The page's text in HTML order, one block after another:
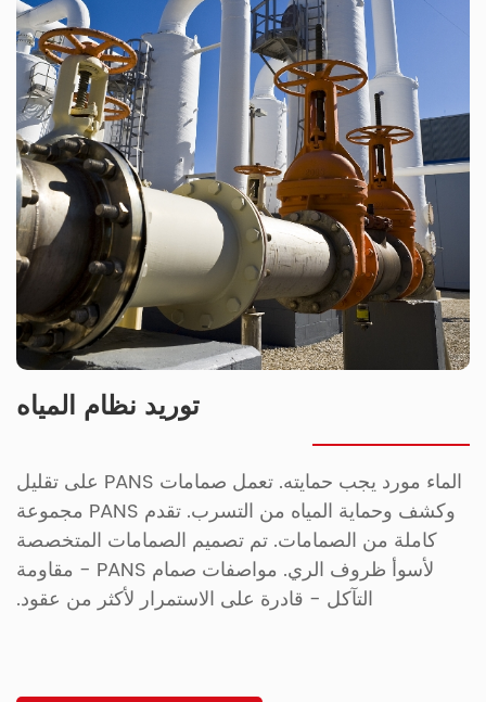
توريد نظام المياه
الماء مورد يجب حمايته. تعمل صمامات PANS على تقليل
وكشف وحماية المياه من التسرب. تقدم PANS مجموعة
كاملة من الصمامات. تم تصميم الصمامات المتخصصة
لأسوأ ظروف الري. مواصفات صمام PANS - مقاومة
التآكل - قادرة على الاستمرار لأكثر من عقود.